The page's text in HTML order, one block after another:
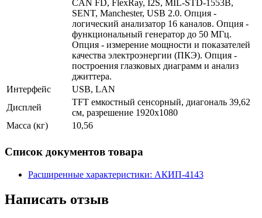
CAN FD, FlexRay, I2S, MIL-STD-1553B,
SENT, Manchester, USB 2.0. Опция -
логический анализатор 16 каналов. Опция -
функциональный генератор до 50 МГц.
Опция - измерение мощности и показателей
качества электроэнергии (ПКЭ). Опция -
построения глазковых диаграмм и анализ
джиттера.
Интерфейс
USB, LAN
Дисплей
TFT емкостный сенсорный, диагональ 39,62
см, разрешение 1920х1080
Масса (кг)
10,56
Список документов товара
Расширенные характеристики: АКИП-4143
Написать отзыв